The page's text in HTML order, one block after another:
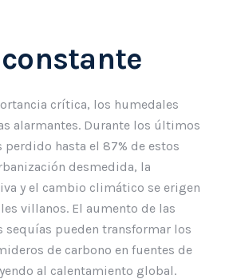
crítica, los humedales
alarmantes. Durante los últimos
hasta el 87% de estos
desmedida, la
y el cambio climático se erigen
villanos. El aumento de las
sequías pueden transformar los
de carbono en fuentes de
al calentamiento global.